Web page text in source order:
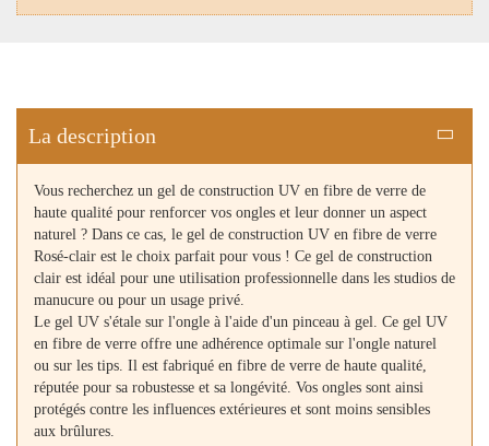
La description
Vous recherchez un gel de construction UV en fibre de verre de
haute qualité pour renforcer vos ongles et leur donner un aspect
naturel ? Dans ce cas, le gel de construction UV en fibre de verre
Rosé-clair est le choix parfait pour vous ! Ce gel de construction
clair est idéal pour une utilisation professionnelle dans les studios de
manucure ou pour un usage privé.
Le gel UV s'étale sur l'ongle à l'aide d'un pinceau à gel. Ce gel UV
en fibre de verre offre une adhérence optimale sur l'ongle naturel
ou sur les tips. Il est fabriqué en fibre de verre de haute qualité,
réputée pour sa robustesse et sa longévité. Vos ongles sont ainsi
protégés contre les influences extérieures et sont moins sensibles
aux brûlures.